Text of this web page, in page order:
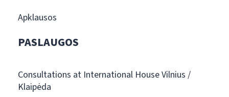
Apklausos
PASLAUGOS
Consultations at International House Vilnius /
Klaipėda